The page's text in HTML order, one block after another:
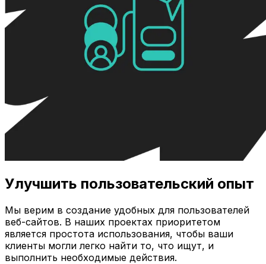
Улучшить пользовательский опыт
Мы верим в создание удобных для пользователей
веб-сайтов. В наших проектах приоритетом
является простота использования, чтобы ваши
клиенты могли легко найти то, что ищут, и
выполнить необходимые действия.